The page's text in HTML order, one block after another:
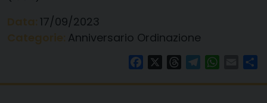
17/09/2023
Anniversario Ordinazione
FacebookThreadsTelegram Email